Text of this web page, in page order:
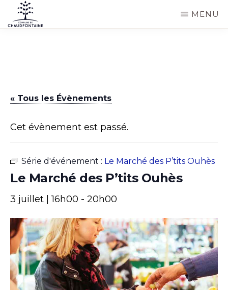
Passer
au
commune
MENU
« Tous les Évènements
Cet évènement est passé.
Série d'événement : Le Marché des P’tits Ouhès
Le Marché des P’tits Ouhès
3 juillet | 16h00 - 20h00